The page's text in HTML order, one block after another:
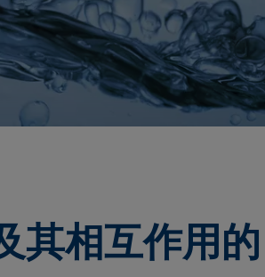
其相互作用的